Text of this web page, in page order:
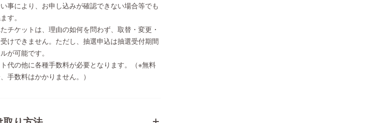
事により、お申し込みが確認できない場合等でも
す。
チケットは、理由の如何を問わず、取替・変更・
けできません。ただし、抽選申込は抽選受付期間
が可能です。
代の他に各種手数料が必要となります。（※無料
手数料はかかりません。）